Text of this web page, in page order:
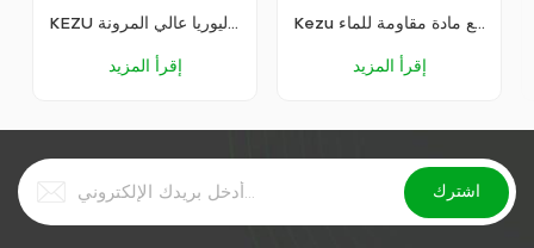
KEZU عامل توصيل البوليوريا عالي المرونة
إقرأ المزيد
Kezu سعر المصنع إصلاح شقوق الطريق انكماش مواد الترقيع مادة مقاومة للماء
إقرأ المزيد